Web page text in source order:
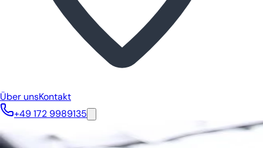
Über unsKontakt
+49 172 9989135